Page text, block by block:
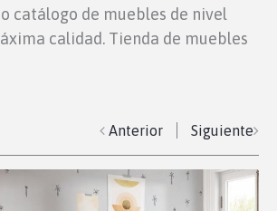
catálogo de muebles de nivel
calidad. Tienda de muebles
Anterior Siguiente